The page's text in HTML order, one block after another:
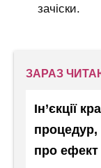
зачіски.
ЗАРАЗ
Ін’єкції
процедур,
про ефект